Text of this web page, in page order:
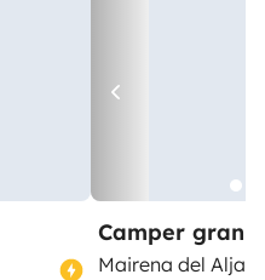
Camper gran
Mairena del